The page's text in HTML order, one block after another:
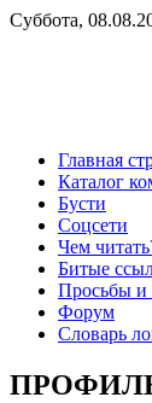
Суббота,
Главная
Каталог
Бусти
Соцсети
Чем
Битые
Просьбы и
Форум
Словарь